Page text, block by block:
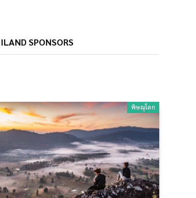
SPONSORS
พิษณุโลก